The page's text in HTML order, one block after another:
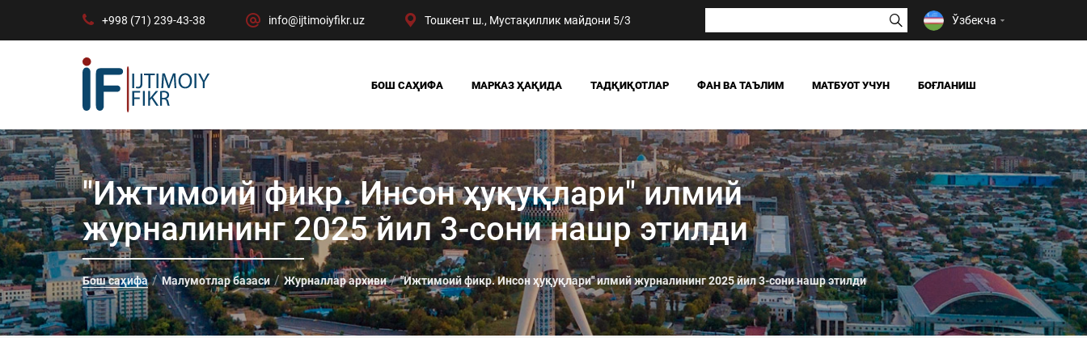
+998 (71) 239-43-38 info@ijtimoiyfikr.uz Тошкент ш., Мустақиллик майдони 5/3 Ўзбекча
БОШ САҲИФА МАРКАЗ ҲАҚИДА
БИЗНИНГ ЮТУҚЛАРИМИЗ
РАҲБАРИЯТ
МАРКАЗ ТУЗИЛМАСИ
ТАДҚИҚОТЛАР
ЖАМИЯТ
СИЁСАТ ВА ҲУҚУҚ
ИҚТИСОДИЁТ
DIGITAL СОЦИОЛОГИЯ
ФАН ВА ТАЪЛИМ МАТБУОТ УЧУН
ЯНГИЛИКЛАР
ОАВ БИЗ ҲАҚИМИЗДА
БОҒЛАНИШ
"Ижтимоий фикр. Инсон ҳуқуқлари" илмий
журналининг 2025 йил 3-сони нашр этилди
Бош саҳифа Малумотлар базаси Журналлар архиви "Ижтимоий фикр. Инсон ҳуқуқлари" илмий журналининг 2025 йил 3-сони нашр этилди